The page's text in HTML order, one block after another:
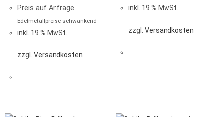
Preis auf Anfrage
Edelmetallpreise schwankend
inkl. 19 % MwSt.
zzgl. Versandkosten
inkl. 19 % MwSt.
zzgl. Versandkosten